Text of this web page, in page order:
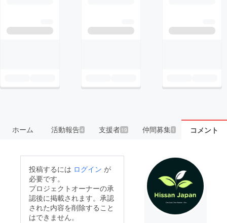
ホーム 活動報告4 支援者 19 仲間募集 1 コメント
投稿するには ログイン が
必要です。
プロジェクトオーナーの承
認後に掲載されます。承認
された内容を削除すること
はできません。